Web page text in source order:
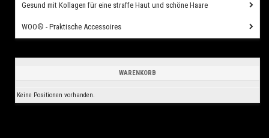
Gesund mit Kollagen für eine straffe Haut und schöne Haare
WOO® - Praktische Accessoires
WARENKORB
Keine Positionen vorhanden.